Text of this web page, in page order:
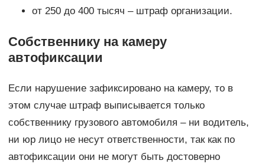
от 250 до 400 тысяч – штраф организации.
Собственнику на камеру
автофиксации
Если нарушение зафиксировано на камеру, то в
этом случае штраф выписывается только
собственнику грузового автомобиля – ни водитель,
ни юр лицо не несут ответственности, так как по
автофиксации они не могут быть достоверно